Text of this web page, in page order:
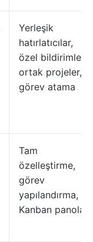
Yerleşik
hatırlatıcılar,
özel bildirimler,
ortak projeler,
görev atama
Tam
özelleştirme,
görev
yapılandırma,
Kanban panoları